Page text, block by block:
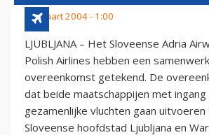
27 maart 2004 - 1:00
LJUBLJANA – Het Sloveense Adria
Polish Airlines hebben een
overeenkomst getekend. De
dat beide maatschappijen met
gezamenlijke vluchten gaan
Sloveense hoofdstad Ljubljana en